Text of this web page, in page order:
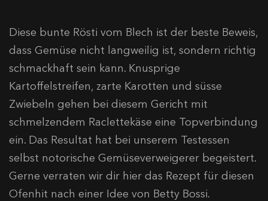
Diese bunte Rösti vom Blech ist der beste Beweis,
dass Gemüse nicht langweilig ist, sondern richtig
schmackhaft sein kann. Knusprige
Kartoffelstreifen, zarte Karotten und süsse
Zwiebeln gehen bei diesem Gericht mit
schmelzendem Raclettekäse eine Topverbindung
ein. Das Resultat hat bei unserem Testessen
selbst notorische Gemüseverweigerer begeistert.
Gerne verraten wir dir hier das Rezept für diesen
Ofenhit nach einer Idee von Betty Bossi.